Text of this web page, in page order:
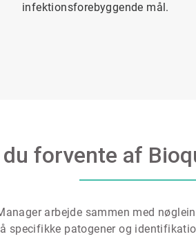
infektionsforebyggende mål.
forvente af
arbejde sammen med
specifikke patogener og